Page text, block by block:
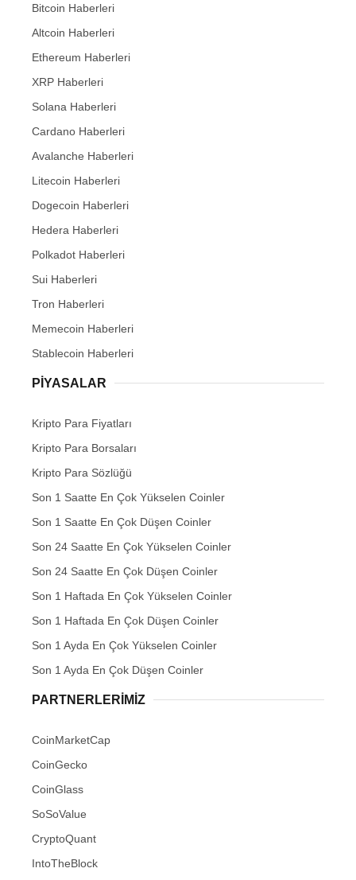
Bitcoin Haberleri
Altcoin Haberleri
Ethereum Haberleri
XRP Haberleri
Solana Haberleri
Cardano Haberleri
Avalanche Haberleri
Litecoin Haberleri
Dogecoin Haberleri
Hedera Haberleri
Polkadot Haberleri
Sui Haberleri
Tron Haberleri
Memecoin Haberleri
Stablecoin Haberleri
PIYASALAR
Kripto Para Fiyatları
Kripto Para Borsaları
Kripto Para Sözlüğü
Son 1 Saatte En Çok Yükselen Coinler
Son 1 Saatte En Çok Düşen Coinler
Son 24 Saatte En Çok Yükselen Coinler
Son 24 Saatte En Çok Düşen Coinler
Son 1 Haftada En Çok Yükselen Coinler
Son 1 Haftada En Çok Düşen Coinler
Son 1 Ayda En Çok Yükselen Coinler
Son 1 Ayda En Çok Düşen Coinler
PARTNERLERIMIZ
CoinMarketCap
CoinGecko
CoinGlass
SoSoValue
CryptoQuant
IntoTheBlock